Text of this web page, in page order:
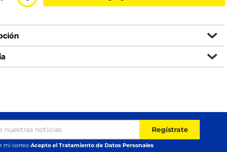
Regístrate
mi correo Acepto el Tratamiento de Datos Personales